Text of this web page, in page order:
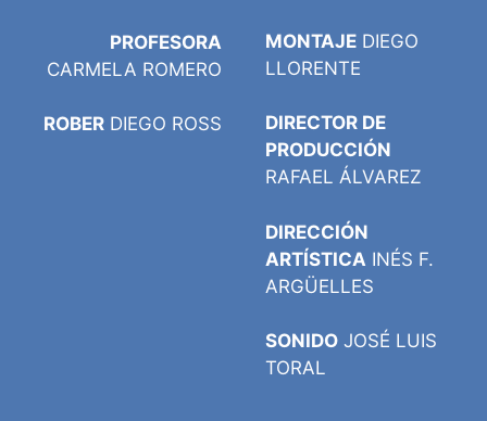
PROFESORA
CARMELA ROMERO
ROBER DIEGO ROSS
MONTAJE DIEGO
LLORENTE
DIRECTOR DE
PRODUCCIÓN
RAFAEL ÁLVAREZ
DIRECCIÓN
ARTÍSTICA INÉS F.
ARGÜELLES
SONIDO JOSÉ LUIS
TORAL